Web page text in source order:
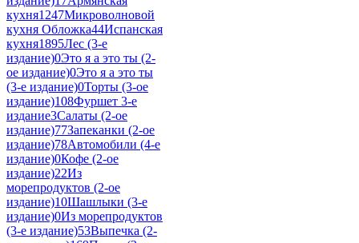
кухня1247Микроволновой
кухня Обложка44Испанская
кухня1895Лес (3-е
издание)0Это я а это ты (2-
ое издание)0Это я а это ты
(3-е издание)0Торты (3-ое
издание)108Фуршет 3-е
издание3Салаты (2-ое
издание)77Запеканки (2-ое
издание)78Автомобили (4-е
издание)0Кофе (2-ое
издание)22Из
морепродуктов (2-ое
издание)10Шашлыки (3-е
издание)0Из морепродуктов
(3-е издание)53Выпечка (2-